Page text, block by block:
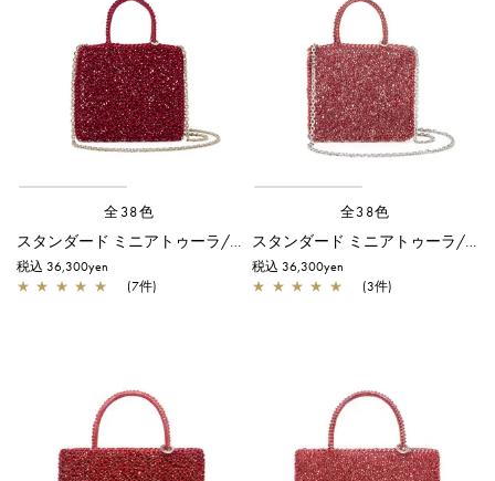
全38色
スタンダード ミニアトゥーラ/エナメルレッド
税込 36,300yen
★ ★ ★ ★ ★ (7件)
全38色
スタンダード ミニアトゥーラ/レッド
税込 36,300yen
★ ★ ★ ★ ★ (3件)